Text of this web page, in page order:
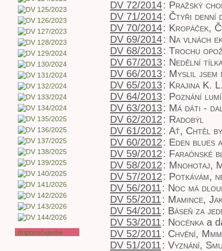
doporučujeme
DV 72/2014: Pražský
DV 71/2014: Čtyři denní
DV 70/2014: Kropáček,
DV 69/2014: Na vlnách
DV 68/2013: Trochu
DV 67/2013: Nedělní
DV 66/2013: Myslil jsem
DV 65/2013: Krajina K.
DV 64/2013: Poznání
DV 63/2013: Má dáti -
DV 62/2012: Radobýl
DV 61/2012: Ať, Chtěl
DV 60/2012: Eden blues
DV 59/2012: Faraónské
DV 58/2012: Mnohotaj,
DV 57/2012: Potkávám,
DV 56/2011: Noc má
DV 55/2011: Mamince,
DV 54/2011: Báseň za
DV 53/2011: Nocénka a
DV 52/2011: Chvění, Mmm
DV 51/2011: Vyznání,